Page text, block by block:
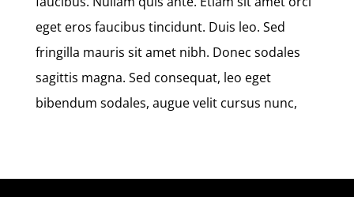
eget eros faucibus tincidunt. Duis leo. Sed
fringilla mauris sit amet nibh. Donec sodales
sagittis magna. Sed consequat, leo eget
bibendum sodales, augue velit cursus nunc,